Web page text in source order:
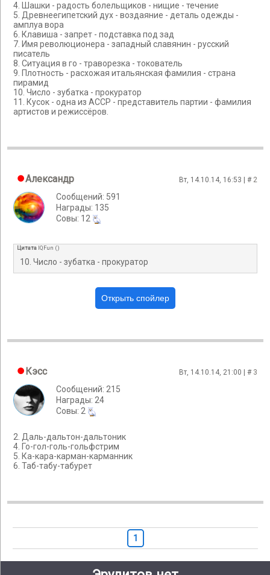
4. Шашки - радость болельщиков - нищие - течение
5. Древнеегипетский дух - воздаяние - деталь одежды -
амплуа вора
6. Клавиша - запрет - подставка под зад
7. Имя революционера - западный славянин - русский
писатель
8. Ситуация в го - траворезка - токователь
9. Плотность - расхожая итальянская фамилия - страна
пирамид
10. Число - зубатка - прокуратор
11. Кусок - одна из АССР - представитель партии - фамилия
артистов и режиссёров.
Александр Вт, 14.10.14, 16:53 | # 2
Сообщений: 591
Награды: 135
Cовы: 12
Цитата IQFun ()
10. Число - зубатка - прокуратор
Кэсс Вт, 14.10.14, 21:00 | # 3
Сообщений: 215
Награды: 24
Cовы: 2
2. Даль-дальтон-дальтоник
4. Го-гол-голь-гольфстрим
5. Ка-кара-карман-карманник
6. Таб-табу-табурет
1